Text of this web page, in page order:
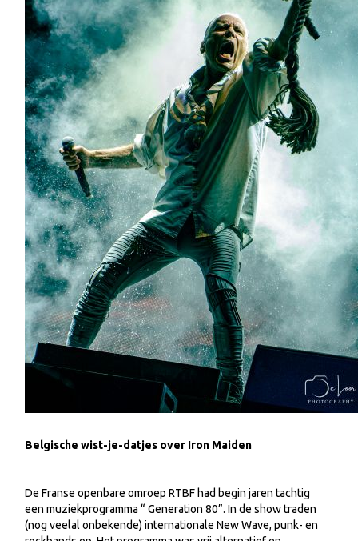
Belgische wist-je-datjes over Iron Maiden
De Franse openbare omroep RTBF had begin jaren tachtig
een muziekprogramma “ Generation 80”. In de show traden
(nog veelal onbekende) internationale New Wave, punk- en